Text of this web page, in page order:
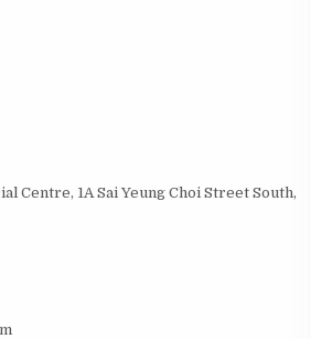
Centre, 1A Sai Yeung Choi Street South,